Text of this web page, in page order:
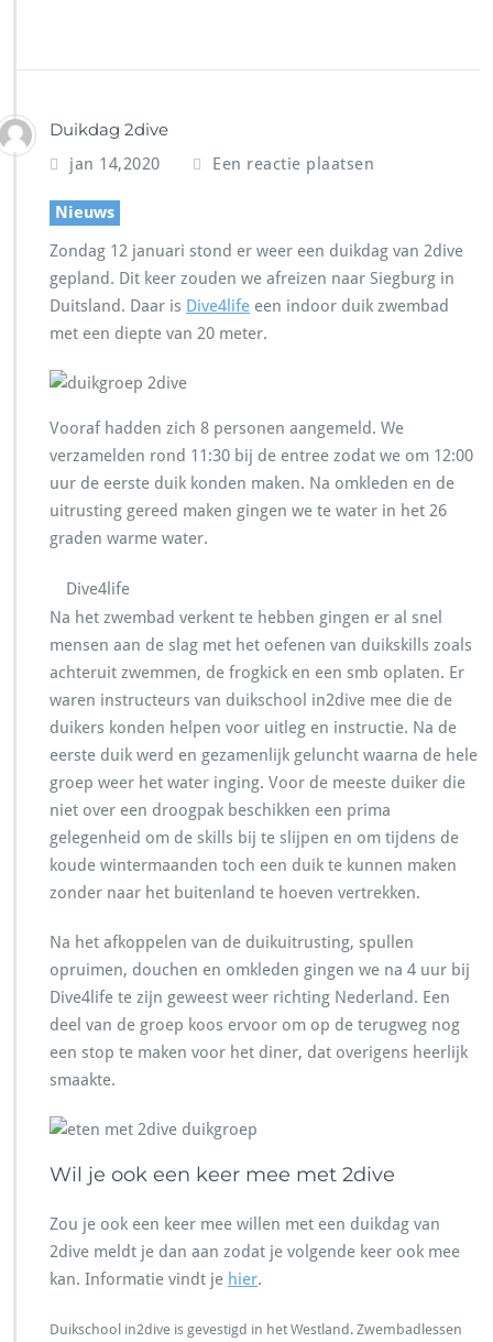
Duikdag 2dive
jan 14,2020 Een reactie plaatsen
Nieuws
Zondag 12 januari stond er weer een duikdag van 2dive
gepland. Dit keer zouden we afreizen naar Siegburg in
Duitsland. Daar is Dive4life een indoor duik zwembad
met een diepte van 20 meter.
Vooraf hadden zich 8 personen aangemeld. We
verzamelden rond 11:30 bij de entree zodat we om 12:00
uur de eerste duik konden maken. Na omkleden en de
uitrusting gereed maken gingen we te water in het 26
graden warme water.
Dive4life
Na het zwembad verkent te hebben gingen er al snel
mensen aan de slag met het oefenen van duikskills zoals
achteruit zwemmen, de frogkick en een smb oplaten. Er
waren instructeurs van duikschool in2dive mee die de
duikers konden helpen voor uitleg en instructie. Na de
eerste duik werd en gezamenlijk geluncht waarna de hele
groep weer het water inging. Voor de meeste duiker die
niet over een droogpak beschikken een prima
gelegenheid om de skills bij te slijpen en om tijdens de
koude wintermaanden toch een duik te kunnen maken
zonder naar het buitenland te hoeven vertrekken.
Na het afkoppelen van de duikuitrusting, spullen
opruimen, douchen en omkleden gingen we na 4 uur bij
Dive4life te zijn geweest weer richting Nederland. Een
deel van de groep koos ervoor om op de terugweg nog
een stop te maken voor het diner, dat overigens heerlijk
smaakte.
Wil je ook een keer mee met 2dive
Zou je ook een keer mee willen met een duikdag van
2dive meldt je dan aan zodat je volgende keer ook mee
kan. Informatie vindt je hier.
Duikschool in2dive is gevestigd in het Westland. Zwembadlessen